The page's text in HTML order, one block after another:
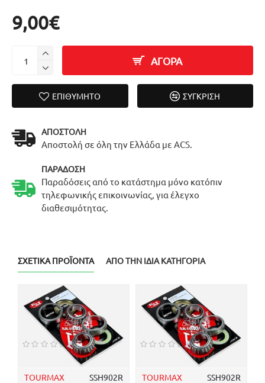
9,00€
ΑΓΟΡΑ
ΕΠΙΘΥΜΗΤΌ ΣΎΓΚΡΙΣΗ
ΑΠΟΣΤΟΛΉ
Αποστολή σε όλη την Ελλάδα με ACS.
ΠΑΡΆΔΟΣΗ
Παραδόσεις από το κατάστημα μόνο κατόπιν
τηλεφωνικής επικοινωνίας, για έλεγχο
διαθεσιμότητας.
ΣΧΕΤΙΚΆ ΠΡΟΪΌΝΤΑ ΑΠΌ ΤΗΝ ΊΔΙΑ ΚΑΤΗΓΟΡΊΑ
TOURMAX SSH902R TOURMAX SSH902R